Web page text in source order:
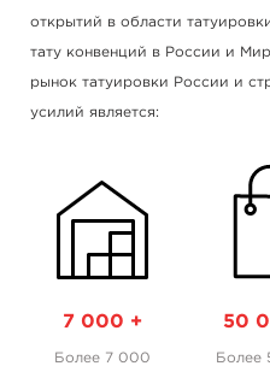
открытий в области
тату конвенций в России и
рынок татуировки России и
усилий является:
7 000 +
Более 7 000
50
Более